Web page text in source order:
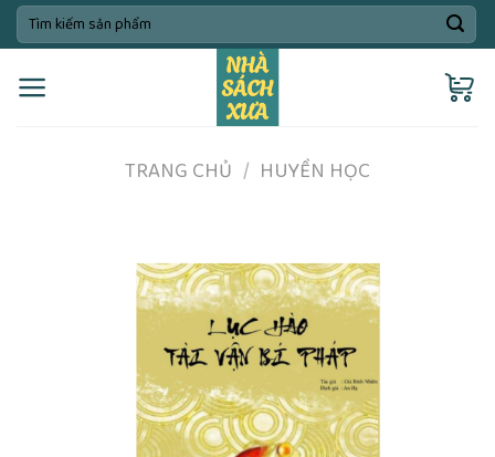
Skip
to
content
Tìm
kiếm:
TRANG CHỦ / HUYỀN HỌC